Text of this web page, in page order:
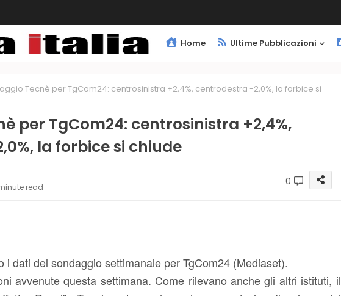
Home Ultime Pubblicazioni
Tecnè per TgCom24: centrosinistra +2,4%, centrodestra -2,0%, la forbice si
per TgCom24: centrosinistra +2,4%,
la forbice si chiude
read 0
i dati del sondaggio settimanale per TgCom24 (Mediaset).
avvenute questa settimana. Come rilevano anche gli altri istituti, il